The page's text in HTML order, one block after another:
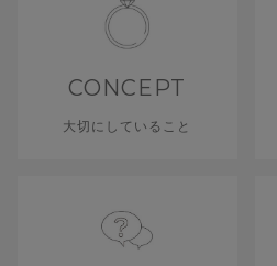
CONCEPT
大切にしていること